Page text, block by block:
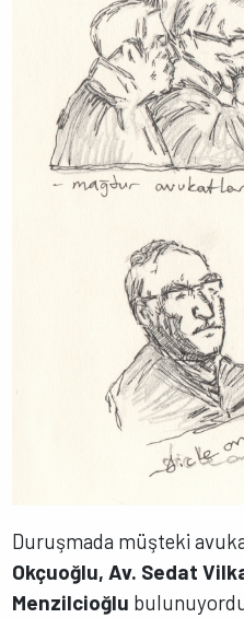
Duruşmada müşteki
Okçuoğlu, Av. Sedat
Menzilcioğlu